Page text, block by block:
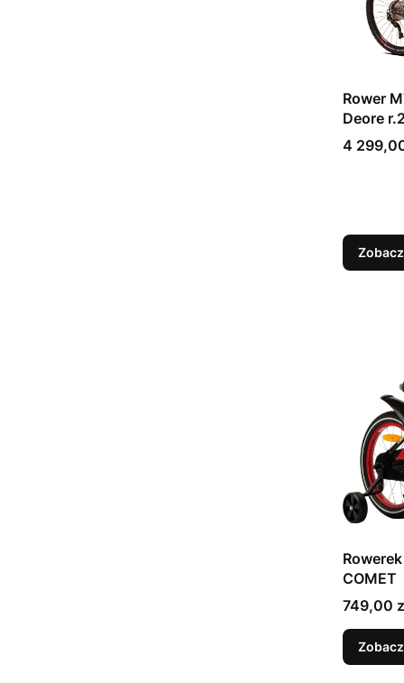
Rower
Deore
Cena
4
COMET
Cena
749,00